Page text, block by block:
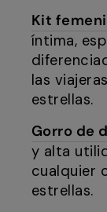
Kit
íntima,
las
estrellas.
Gorro de
y alta
cualquier
estrellas.